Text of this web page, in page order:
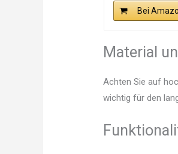
Bei
Material
Achten Sie auf
wichtig für den